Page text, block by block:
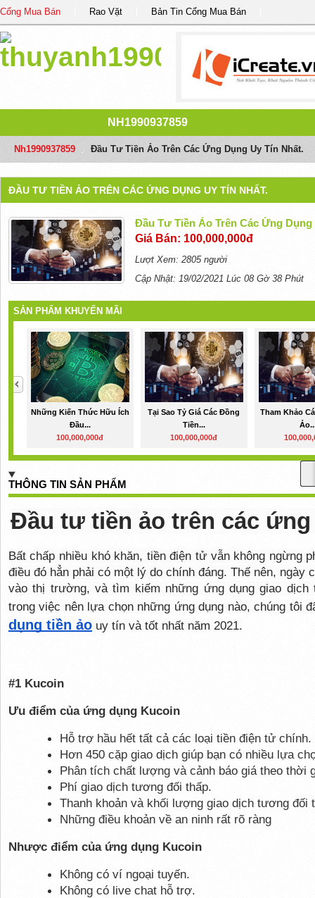
Cổng Mua Bán Rao Vặt Bản Tin Cổng Mua Bán
NH1990937859
Nh1990937859 Đầu Tư Tiền Ảo Trên Các Ứng Dụng Uy Tín Nhất.
ĐẦU TƯ TIỀN ẢO TRÊN CÁC ỨNG DỤNG UY TÍN NHẤT.
Đầu Tư Tiền Ảo Trên Các Ứng Dụng
Giá Bán: 100,000,000đ
Lượt Xem: 2805 người
Cập Nhật: 19/02/2021 Lúc 08 Gờ 38 Phút
SẢN PHẨM KHUYẾN MÃI
Những Kiến Thức Hữu Ích
Đầu...
100,000,000đ
Tại Sao Tỷ Giá Các Đồng
Tiền...
100,000,000đ
Tham Khảo
THÔNG TIN SẢN PHẨM
Đầu tư tiền ảo trên các
Bất chấp nhiều khó khăn, tiền điện tử vẫn không ngừng
điều đó hẳn phải có một lý do chính đáng. Thế nên, ngày
vào thị trường, và tìm kiếm những ứng dụng giao
trong việc nên lựa chọn những ứng dụng nào, chúng tôi
dụng tiền ảo uy tín và tốt nhất năm 2021.
#1 Kucoin
Ưu điểm của ứng dụng Kucoin
Hỗ trợ hầu hết tất cả các loại tiền điện tử chính.
Hơn 450 cặp giao dịch giúp bạn có nhiều lựa
Phân tích chất lượng và cảnh báo giá theo thời
Phí giao dịch tương đối thấp.
Thanh khoản và khối lượng giao dịch tương đối
Những điều khoản về an ninh rất rõ ràng
Nhược điểm của ứng dụng Kucoin
Không có ví ngoại tuyến.
Không có live chat hỗ trợ.